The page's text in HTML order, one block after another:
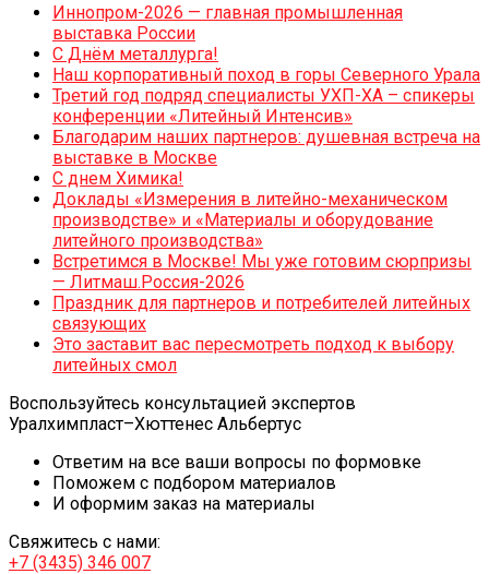
Иннопром-2026 — главная промышленная
выставка России
С Днём металлурга!
Наш корпоративный поход в горы Северного Урала
Третий год подряд специалисты УХП-ХА – спикеры
конференции «Литейный Интенсив»
Благодарим наших партнеров: душевная встреча на
выставке в Москве
С днем Химика!
Доклады «Измерения в литейно-механическом
производстве» и «Материалы и оборудование
литейного производства»
Встретимся в Москве! Мы уже готовим сюрпризы
— Литмаш.Россия-2026
Праздник для партнеров и потребителей литейных
связующих
Это заставит вас пересмотреть подход к выбору
литейных смол
Воспользуйтесь консультацией экспертов
Уралхимпласт–Хюттенес Альбертус
Ответим на все ваши вопросы по формовке
Поможем с подбором материалов
И оформим заказ на материалы
Свяжитесь с нами:
+7 (3435) 346 007